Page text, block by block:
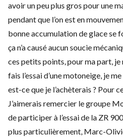
avoir un peu plus gros pour une
pendant que l’on est en
bonne accumulation de glace se
ça n’a causé aucun soucie
ces petits points, pour ma part, je
fais l’essai d’une motoneige, je
est-ce que je l’achèterais ? Pour
J’aimerais remercier le groupe
de participer à l’essai de la ZR
plus particulièrement, Marc-